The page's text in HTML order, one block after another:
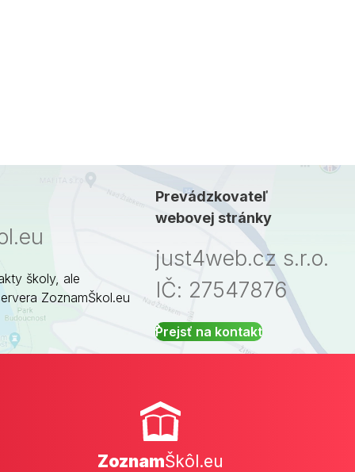
školy, ale
ZoznamŠkol.eu
Prevádzkovateľ
webovej stránky
just4web.cz s.r.o.
IČ: 27547876
Prejsť na kontakt
ZoznamŠkôl.eu